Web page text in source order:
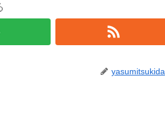
yasumitsukida